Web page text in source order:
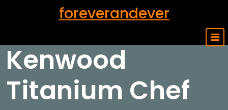
foreverandever
Kenwood
Titanium Chef